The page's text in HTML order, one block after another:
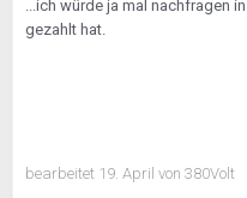
...ich würde ja mal nachfragen
gezahlt hat.
bearbeitet 19. April von 380Volt